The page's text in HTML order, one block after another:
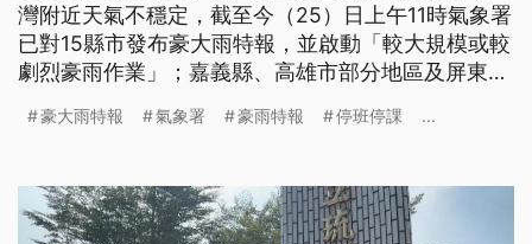
灣附近天氣不穩定，截至今（25）日上午11時氣象署
已對15縣市發布豪大雨特報，並啟動「較大規模或較
劇烈豪雨作業」；嘉義縣、高雄市部分地區及屏東縣
豪大雨特報 氣象署 豪雨特報 停班停課 ...